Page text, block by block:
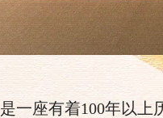
是一座有着100年以